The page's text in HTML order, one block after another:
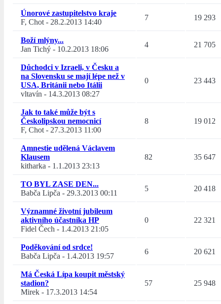
Únorové zastupitelstvo kraje
F, Chot- 28.2.2013 14:40
7 19 293
Boží mlýny...
Jan Tichý - 10.2.2013 18:06
4 21 705
Důchodci v Izraeli, v Česku a
na Slovensku se mají lépe než v
USA, Británii nebo Itálii
vltavín - 14.3.2013 08:27
0 23 443
Jak to také může být s
Českolipskou nemocnicí
F, Chot- 27.3.2013 11:00
8 19 012
Amnestie udělená Václavem
Klausem
kitharka - 1.1.2013 23:13
82 35 647
TO BYL ZASE DEN...
Babča Lipča - 29.3.2013 00:11
5 20 418
Významné životní jubileum
aktivního účastníka HP
Fidel Čech - 1.4.2013 21:05
0 22 321
Poděkování od srdce!
Babča Lipča - 1.4.2013 19:57
6 20 621
Má Česká Lípa koupit městský
stadion?
Mirek - 17.3.2013 14:54
57 25 948